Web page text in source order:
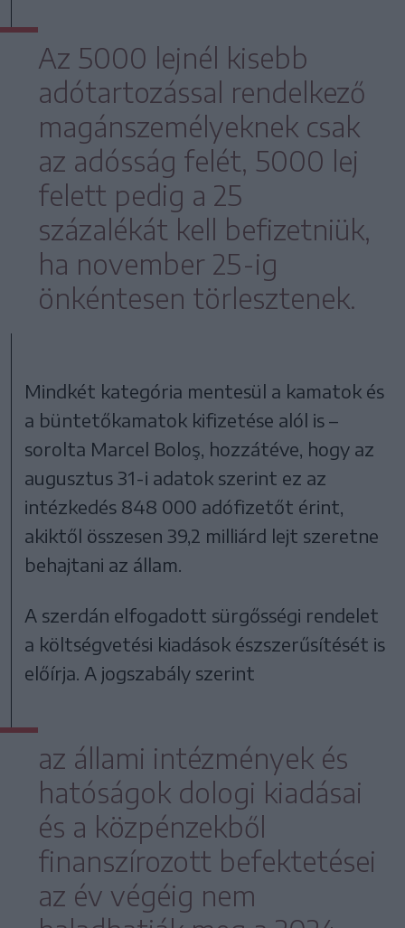
Az 5000 lejnél kisebb
adótartozással rendelkező
magánszemélyeknek csak
az adósság felét, 5000 lej
felett pedig a 25
százalékát kell befizetniük,
ha november 25-ig
önkéntesen törlesztenek.
Mindkét kategória mentesül a kamatok és
a büntetőkamatok kifizetése alól is –
sorolta Marcel Boloş, hozzátéve, hogy az
augusztus 31-i adatok szerint ez az
intézkedés 848 000 adófizetőt érint,
akiktől összesen 39,2 milliárd lejt szeretne
behajtani az állam.
A szerdán elfogadott sürgősségi rendelet
a költségvetési kiadások észszerűsítését is
előírja. A jogszabály szerint
az állami intézmények és
hatóságok dologi kiadásai
és a közpénzekből
finanszírozott befektetései
az év végéig nem